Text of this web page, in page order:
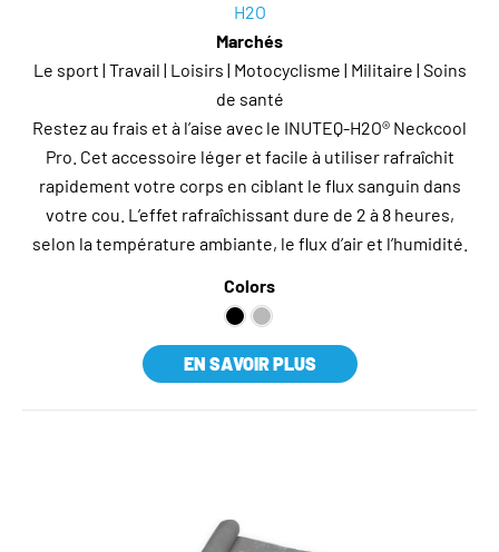
H2O
Marchés
Le sport | Travail | Loisirs | Motocyclisme | Militaire | Soins
de santé
Restez au frais et à l’aise avec le INUTEQ-H2O® Neckcool
Pro. Cet accessoire léger et facile à utiliser rafraîchit
rapidement votre corps en ciblant le flux sanguin dans
votre cou. L’effet rafraîchissant dure de 2 à 8 heures,
selon la température ambiante, le flux d’air et l’humidité.
Colors
EN SAVOIR PLUS